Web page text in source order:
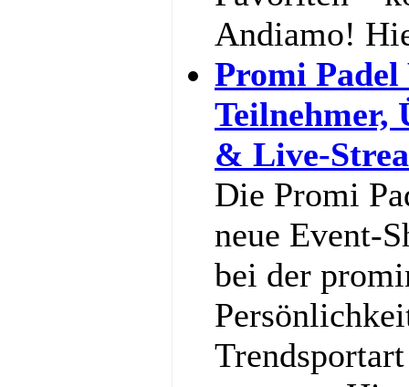
Andiamo!
Promi
Teilnehmer,
& Live-
Die Promi
neue Event-
bei der